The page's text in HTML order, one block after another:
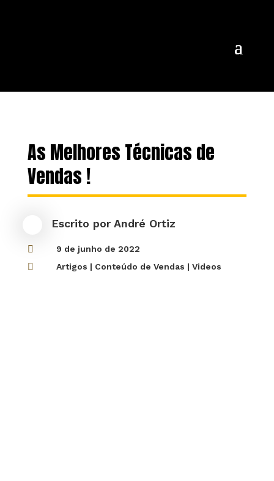
As Melhores Técnicas de
Vendas !
Escrito por André Ortiz
 9 de junho de 2022
 Artigos | Conteúdo de Vendas | Videos